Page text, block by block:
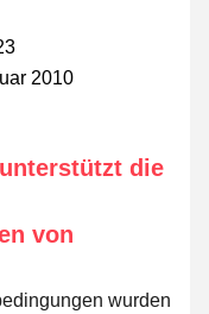
2010
die
von
wurden